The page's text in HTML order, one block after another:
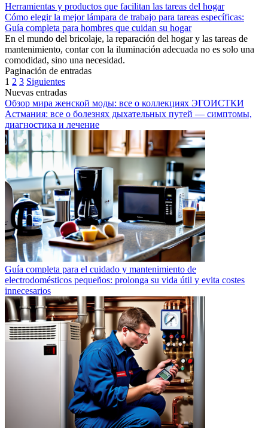
Herramientas y productos que facilitan las tareas del hogar
Cómo elegir la mejor lámpara de trabajo para tareas específicas:
Guía completa para hombres que cuidan su hogar
En el mundo del bricolaje, la reparación del hogar y las tareas de
mantenimiento, contar con la iluminación adecuada no es solo una
comodidad, sino una necesidad.
Paginación de entradas
1 2 3 Siguientes
Nuevas entradas
Обзор мира женской моды: все о коллекциях ЭГОИСТКИ
Астмания: все о болезнях дыхательных путей — симптомы,
диагностика и лечение
Guía completa para el cuidado y mantenimiento de
electrodomésticos pequeños: prolonga su vida útil y evita costes
innecesarios